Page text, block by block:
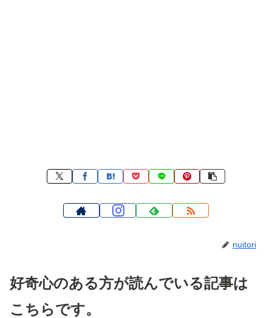
nuitori
好奇心のある方が読んでいる記事は
こちらです。